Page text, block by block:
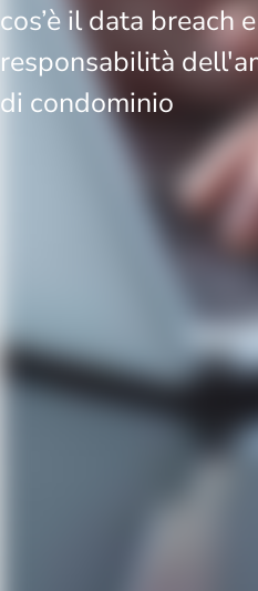
cos’è il data breach
responsabilità
di condominio